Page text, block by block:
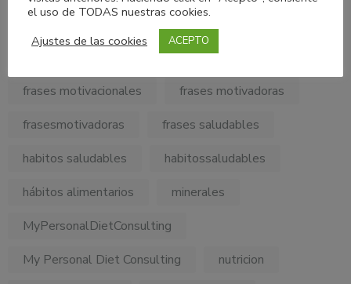
frase motivadora
frases
frases motivacionales
frases motivadoras
frasesmotivadoras
frases saludables
habitos saludables
habitossaludables
hábitos alimentarios
minerales
MyPersonalDietConsulting
My Personal Diet Consulting
nutricion
el uso de TODAS nuestras cookies.
Ajustes de las cookies
ACEPTO